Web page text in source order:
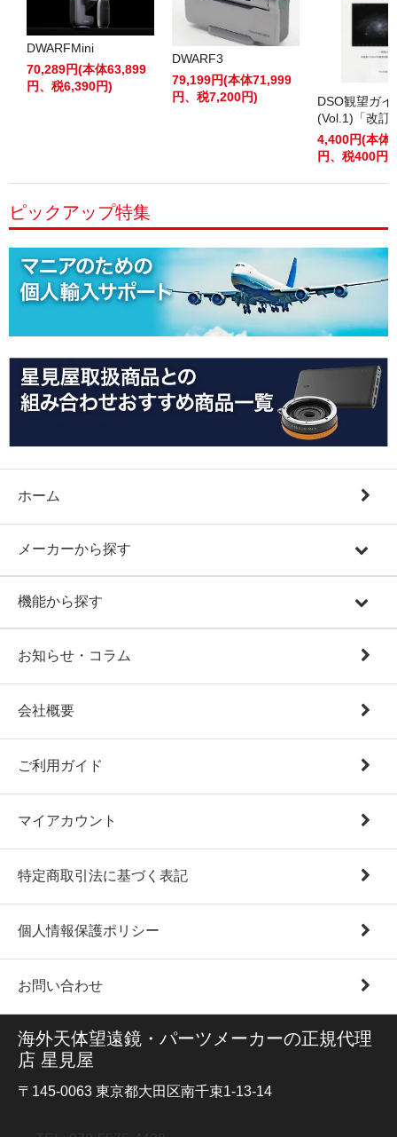
DWARFMini
70,289円(本体63,899
円、税6,390円)
DWARF3
79,199円(本体71,999
円、税7,200円)
DSO観望ガイ
(Vol.1)「改訂
4,400円(本体
円、税400円)
ピックアップ特集
ホーム
メーカーから探す
機能から探す
お知らせ・コラム
会社概要
ご利用ガイド
マイアカウント
特定商取引法に基づく表記
個人情報保護ポリシー
お問い合わせ
海外天体望遠鏡・パーツメーカーの正規代理
店 星見屋
〒145-0063 東京都大田区南千束1-13-14